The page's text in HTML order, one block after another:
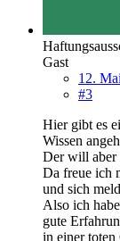
Gast
12.
#3
Hier gibt es
Wissen
Der will aber
Da freue ich
und sich
Also ich
gute
in einer toten